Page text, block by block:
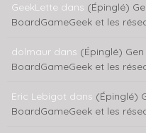
GeekLette dans (Épinglé)
BoardGameGeek et les
dolmaur dans (Épinglé)
BoardGameGeek et les
Eric Lebigot dans (Épinglé)
BoardGameGeek et les